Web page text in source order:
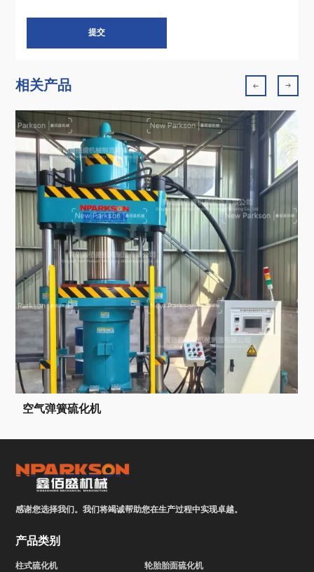
提交
相关产品
空气弹簧硫化机
感谢您选择我们。我们将竭诚帮助您在生产过程中实现卓越。
产品类别
柱式硫化机
轮胎胎面硫化机